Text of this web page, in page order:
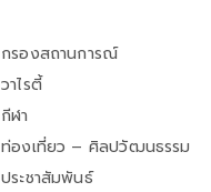
กรองสถานการณ์
วาไรตี้
กีฬา
ท่องเที่ยว – ศิลปวัฒนธรรม
ประชาสัมพันธ์